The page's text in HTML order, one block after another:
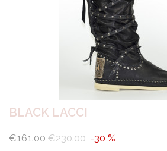
BLACK LACCI
€161.00 €230.00 -30 %